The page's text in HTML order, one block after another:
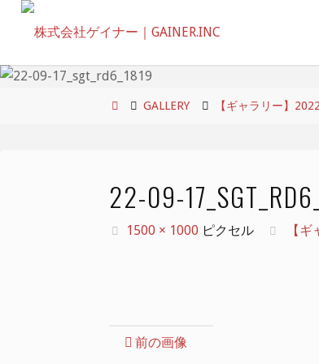
ン
ホ
GALLERY 【ギャラリー】
22-09-
フ
1500 × 1000 ピクセル 【
前の画像